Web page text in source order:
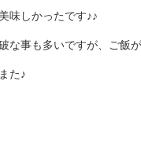
味しかったです♪♪
な事も多いですが、ご飯
た♪